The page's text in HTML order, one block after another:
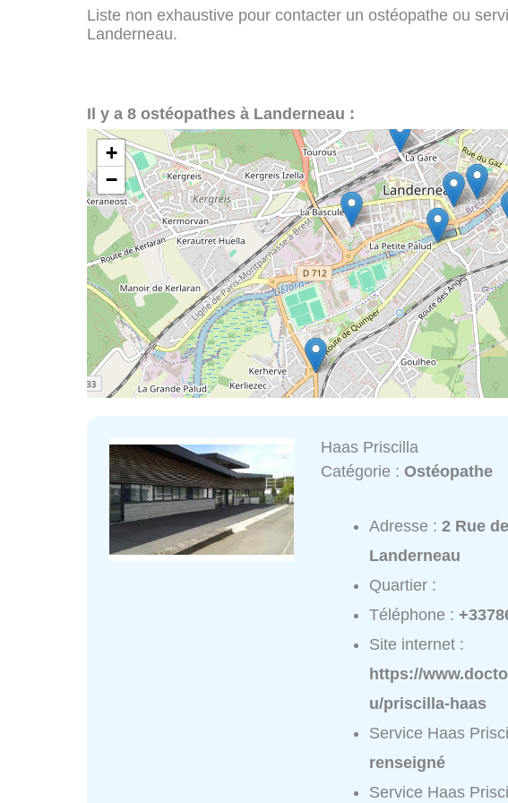
Liste non exhaustive pour contacter un ostéopathe ou
Landerneau.
Il y a 8 ostéopathes à Landerneau :
+
−
Haas Priscilla
Catégorie :Ostéopathe
Adresse :2 Rue
Landerneau
Quartier :
Téléphone :
Site internet :
https://
u/priscilla-haas
Service Haas
renseigné
Service Haas